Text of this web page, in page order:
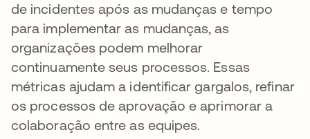
de incidentes após as mudanças e tempo
para implementar as mudanças, as
organizações podem melhorar
continuamente seus processos. Essas
métricas ajudam a identificar gargalos, refinar
os processos de aprovação e aprimorar a
colaboração entre as equipes.